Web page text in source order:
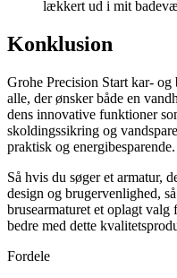
lækkert ud i mit
Konklusion
Grohe Precision Start kar- og
alle, der ønsker både en
dens innovative funktioner
skoldingssikring og
praktisk og energibesparende.
Så hvis du søger et armatur,
design og brugervenlighed,
brusearmaturet et oplagt
bedre med dette
Fordele